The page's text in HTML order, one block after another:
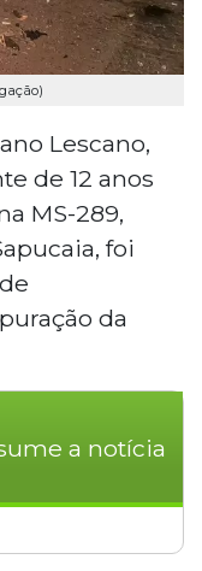
Lescano,
de 12 anos
MS-289,
foi
da
a notícia
por